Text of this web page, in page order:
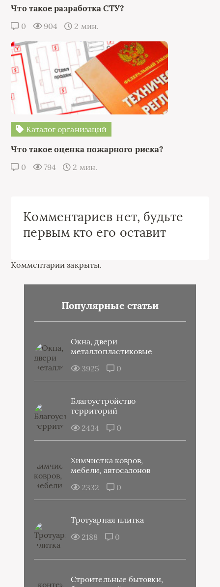
Что такое разработка СТУ?
0 904 2 мин.
Каталог организаций
Что такое оценка пожарного риска?
0 794 2 мин.
Комментариев нет, будьте
первым кто его оставит
Комментарии закрыты.
Популярные статьи
Окна, двери
металлопластиковые
3925
0
Благоустройство
территорий
2434
0
Химчистка ковров,
мебели, автосалонов
2332
0
Тротуарная плитка
2188
0
Строительные бытовки,